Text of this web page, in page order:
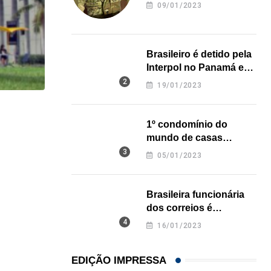
Açaí é reconhecido oficialmente como fruto
09/01/2023
Brasileiro é detido pela
Interpol no Panamá e
pode pegar prisão
19/01/2023
1º condomínio do
mundo de casas
impressas em 3D é
05/01/2023
Brasileira funcionária
dos correios é
assassinada a facadas
16/01/2023
EDIÇÃO IMPRESSA